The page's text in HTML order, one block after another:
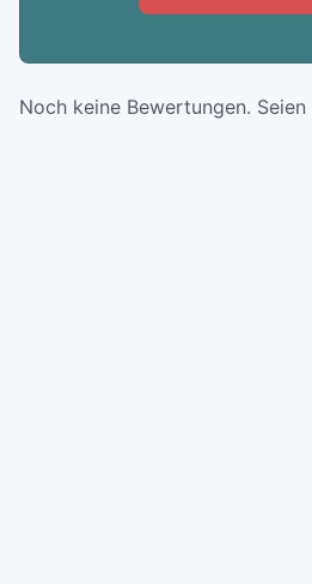
Noch keine Bewertungen. Seien